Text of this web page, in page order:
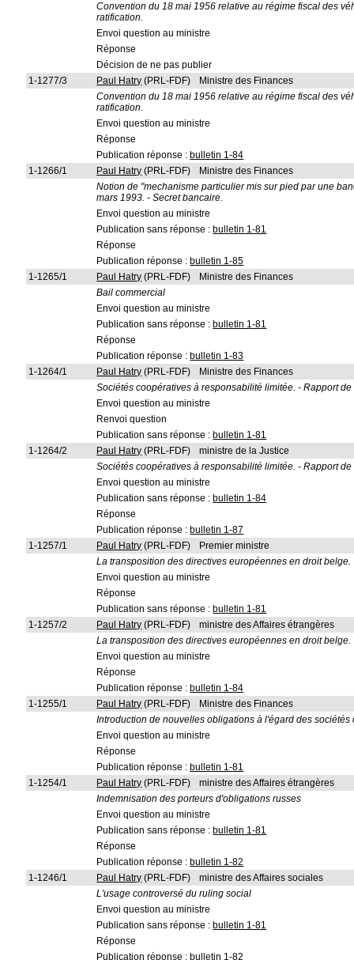
Convention du 18 mai 1956 relative au régime fiscal des
ratification.
Envoi question au ministre
Réponse
Décision de ne pas publier
1-1277/3
Paul Hatry (PRL-FDF)
Ministre des Finances
Convention du 18 mai 1956 relative au régime fiscal des
ratification.
Envoi question au ministre
Réponse
Publication réponse : bulletin 1-84
1-1266/1
Paul Hatry (PRL-FDF)
Ministre des Finances
Notion de "mechanisme particulier mis sur pied par une
mars 1993. - Secret bancaire.
Envoi question au ministre
Publication sans réponse : bulletin 1-81
Réponse
Publication réponse : bulletin 1-85
1-1265/1
Paul Hatry (PRL-FDF)
Ministre des Finances
Bail commercial
Envoi question au ministre
Publication sans réponse : bulletin 1-81
Réponse
Publication réponse : bulletin 1-83
1-1264/1
Paul Hatry (PRL-FDF)
Ministre des Finances
Sociétés coopératives à responsabilité limitée. - Rapport de
Envoi question au ministre
Renvoi question
Publication sans réponse : bulletin 1-81
1-1264/2
Paul Hatry (PRL-FDF)
ministre de la Justice
Sociétés coopératives à responsabilité limitée. - Rapport de
Envoi question au ministre
Publication sans réponse : bulletin 1-84
Réponse
Publication réponse : bulletin 1-87
1-1257/1
Paul Hatry (PRL-FDF)
Premier ministre
La transposition des directives européennes en droit belge.
Envoi question au ministre
Réponse
Publication sans réponse : bulletin 1-81
1-1257/2
Paul Hatry (PRL-FDF)
ministre des Affaires étrangères
La transposition des directives européennes en droit belge.
Envoi question au ministre
Réponse
Publication réponse : bulletin 1-84
1-1255/1
Paul Hatry (PRL-FDF)
Ministre des Finances
Introduction de nouvelles obligations à l'égard des
Envoi question au ministre
Réponse
Publication réponse : bulletin 1-81
1-1254/1
Paul Hatry (PRL-FDF)
ministre des Affaires étrangères
Indemnisation des porteurs d'obligations russes
Envoi question au ministre
Publication sans réponse : bulletin 1-81
Réponse
Publication réponse : bulletin 1-82
1-1246/1
Paul Hatry (PRL-FDF)
ministre des Affaires sociales
L'usage controversé du ruling social
Envoi question au ministre
Publication sans réponse : bulletin 1-81
Réponse
Publication réponse : bulletin 1-82